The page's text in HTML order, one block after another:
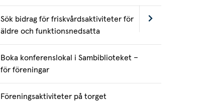
Sök bidrag för friskvårdsaktiviteter för
äldre och funktionsnedsatta
Boka konferenslokal i Sambiblioteket –
för föreningar
Föreningsaktiviteter på torget